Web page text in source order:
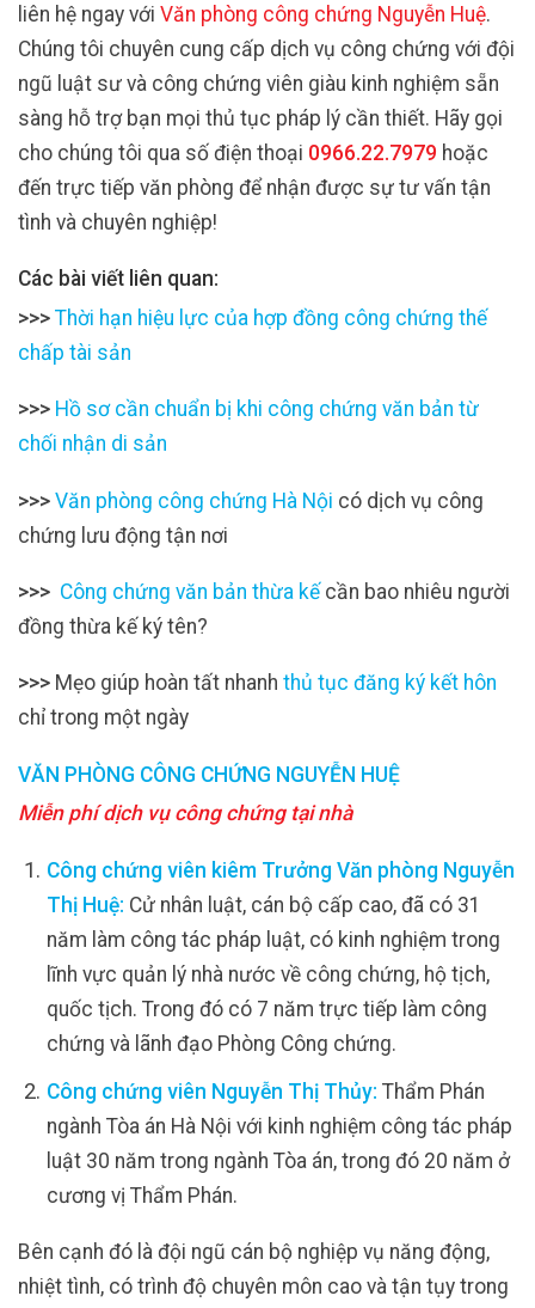
liên hệ ngay với Văn phòng công chứng Nguyễn Huệ.
Chúng tôi chuyên cung cấp dịch vụ công chứng với đội
ngũ luật sư và công chứng viên giàu kinh nghiệm sẵn
sàng hỗ trợ bạn mọi thủ tục pháp lý cần thiết. Hãy gọi
cho chúng tôi qua số điện thoại 0966.22.7979 hoặc
đến trực tiếp văn phòng để nhận được sự tư vấn tận
tình và chuyên nghiệp!
Các bài viết liên quan:
>>> Thời hạn hiệu lực của hợp đồng công chứng thế
chấp tài sản
>>> Hồ sơ cần chuẩn bị khi công chứng văn bản từ
chối nhận di sản
>>> Văn phòng công chứng Hà Nội có dịch vụ công
chứng lưu động tận nơi
>>> Công chứng văn bản thừa kếcần bao nhiêu người
đồng thừa kế ký tên?
>>> Mẹo giúp hoàn tất nhanh thủ tục đăng ký kết hôn
chỉ trong một ngày
VĂN PHÒNG CÔNG CHỨNG NGUYỄN HUỆ
Miễn phí dịch vụ công chứng tại nhà
Công chứng viên kiêm Trưởng Văn phòng Nguyễn
Thị Huệ: Cử nhân luật, cán bộ cấp cao, đã có 31
năm làm công tác pháp luật, có kinh nghiệm trong
lĩnh vực quản lý nhà nước về công chứng, hộ tịch,
quốc tịch. Trong đó có 7 năm trực tiếp làm công
chứng và lãnh đạo Phòng Công chứng.
Công chứng viên Nguyễn Thị Thủy: Thẩm Phán
ngành Tòa án Hà Nội với kinh nghiệm công tác pháp
luật 30 năm trong ngành Tòa án, trong đó 20 năm ở
cương vị Thẩm Phán.
Bên cạnh đó là đội ngũ cán bộ nghiệp vụ năng động,
nhiệt tình, có trình độ chuyên môn cao và tận tụy trong